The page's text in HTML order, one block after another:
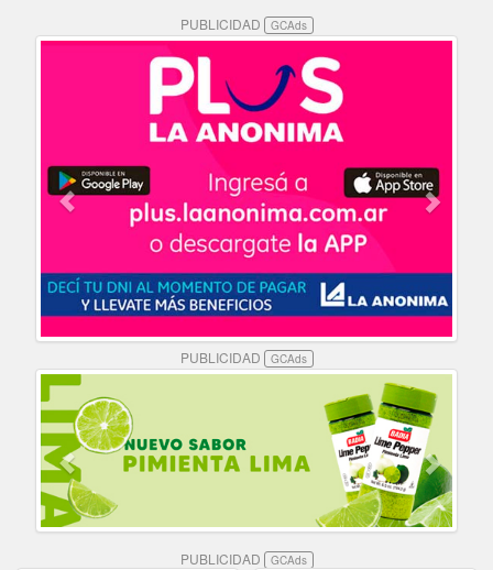
PUBLICIDAD GCAds
PUBLICIDAD GCAds
PUBLICIDAD GCAds